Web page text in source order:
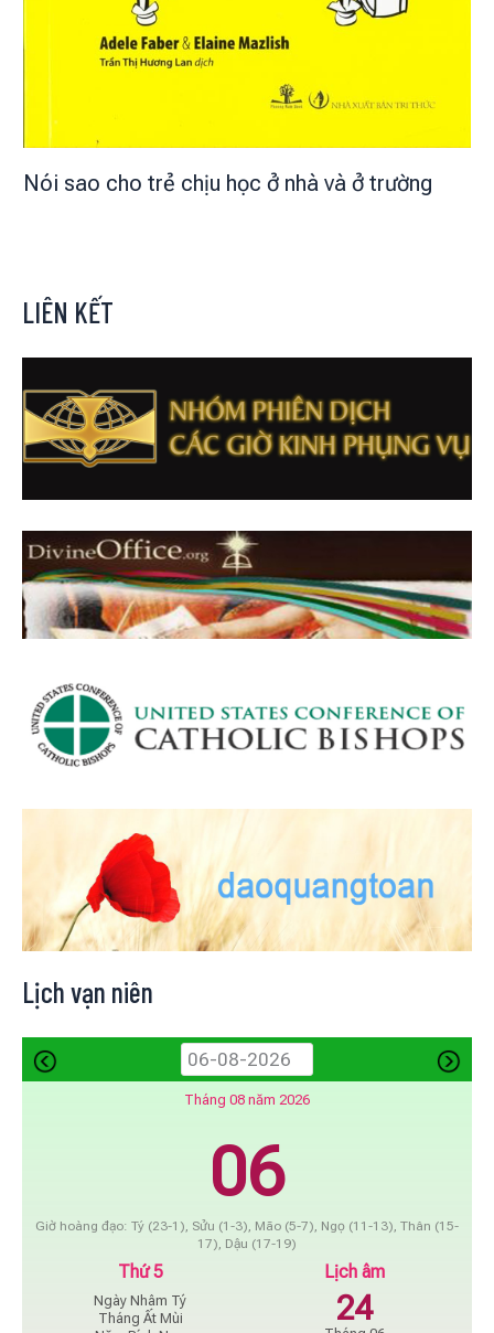
Nói sao cho trẻ chịu học ở nhà và ở trường
LIÊN KẾT
Lịch vạn niên
Tháng 08 năm 2026
06
Giờ hoàng đạo: Tý (23-1), Sửu (1-3), Mão (5-7), Ngọ (11-13), Thân (15-
17), Dậu (17-19)
Thứ 5
Ngày Nhâm Tý
Tháng Ất Mùi
Lịch âm
24